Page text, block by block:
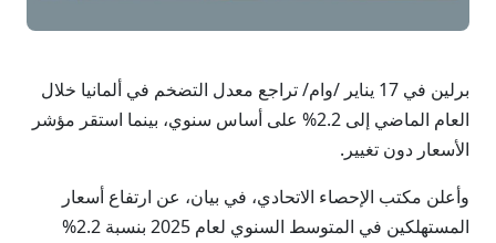
برلين في 17 يناير /وام/ تراجع معدل التضخم في ألمانيا خلال
العام الماضي إلى 2.2% على أساس سنوي، بينما استقر مؤشر
الأسعار دون تغيير.
وأعلن مكتب الإحصاء الاتحادي، في بيان، عن ارتفاع أسعار
المستهلكين في المتوسط السنوي لعام 2025 بنسبة 2.2%